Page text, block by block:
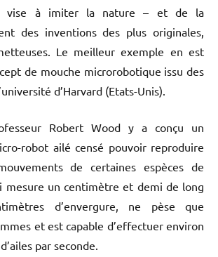
vise à imiter la nature – et de la
des inventions des plus originales,
Le meilleur exemple en est
de mouche microrobotique issu des
d’Harvard (Etats-Unis).
Robert Wood y a conçu un
robot ailé censé pouvoir reproduire
de certaines espèces de
mesure un centimètre et demi de long
d’envergure, ne pèse que
et est capable d’effectuer environ
par seconde.